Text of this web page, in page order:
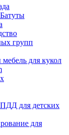
групп
для кукол
для детских
для